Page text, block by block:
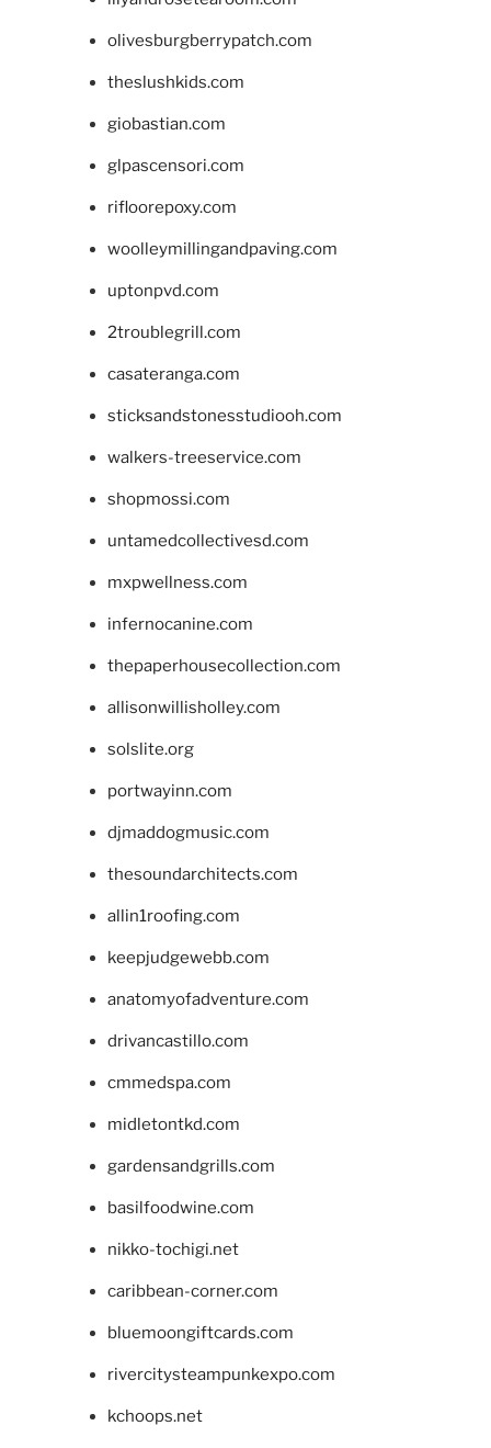
olivesburgberrypatch.com
theslushkids.com
giobastian.com
glpascensori.com
rifloorepoxy.com
woolleymillingandpaving.com
uptonpvd.com
2troublegrill.com
casateranga.com
sticksandstonesstudiooh.com
walkers-treeservice.com
shopmossi.com
untamedcollectivesd.com
mxpwellness.com
infernocanine.com
thepaperhousecollection.com
allisonwillisholley.com
solslite.org
portwayinn.com
djmaddogmusic.com
thesoundarchitects.com
allin1roofing.com
keepjudgewebb.com
anatomyofadventure.com
drivancastillo.com
cmmedspa.com
midletontkd.com
gardensandgrills.com
basilfoodwine.com
nikko-tochigi.net
caribbean-corner.com
bluemoongiftcards.com
rivercitysteampunkexpo.com
kchoops.net